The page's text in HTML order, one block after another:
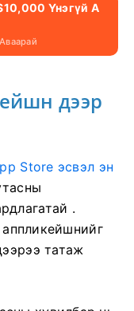
Үнэгүй А
дээр
Store эсвэл эн
.
аппликейшнийг
татаж